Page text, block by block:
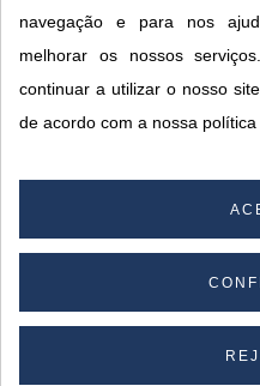
CONTACTOS SORISA
navegação e para nos
melhorar os nossos
continuar a utilizar o nosso
de acordo com a nossa política